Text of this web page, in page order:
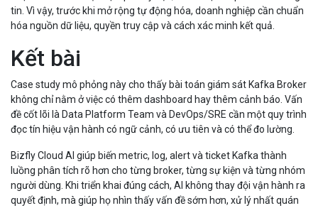
tin. Vì vậy, trước khi mở rộng tự động hóa, doanh nghiệp cần chuẩn
hóa nguồn dữ liệu, quyền truy cập và cách xác minh kết quả.
Kết bài
Case study mô phỏng này cho thấy bài toán giám sát Kafka Broker
không chỉ nằm ở việc có thêm dashboard hay thêm cảnh báo. Vấn
đề cốt lõi là Data Platform Team và DevOps/SRE cần một quy trình
đọc tín hiệu vận hành có ngữ cảnh, có ưu tiên và có thể đo lường.
Bizfly Cloud AI giúp biến metric, log, alert và ticket Kafka thành
luồng phân tích rõ hơn cho từng broker, từng sự kiện và từng nhóm
người dùng. Khi triển khai đúng cách, AI không thay đội vận hành ra
quyết định, mà giúp họ nhìn thấy vấn đề sớm hơn, xử lý nhất quán